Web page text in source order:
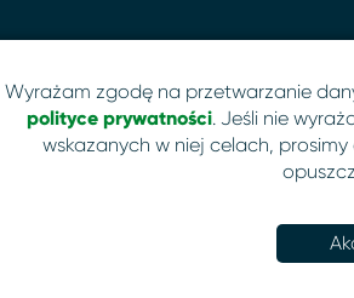
Szczecin
Wyrażam zgodę na przetwarzanie
polityce prywatności. Jeśli nie
wskazanych w niej celach,